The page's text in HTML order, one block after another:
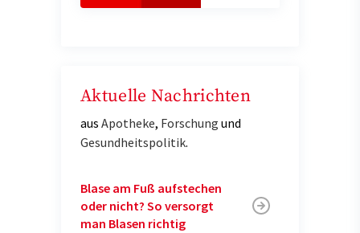
Aktuelle Nachrichten
aus Apotheke, Forschung und
Gesundheitspolitik.
Blase am Fuß aufstechen
oder nicht? So versorgt
man Blasen richtig